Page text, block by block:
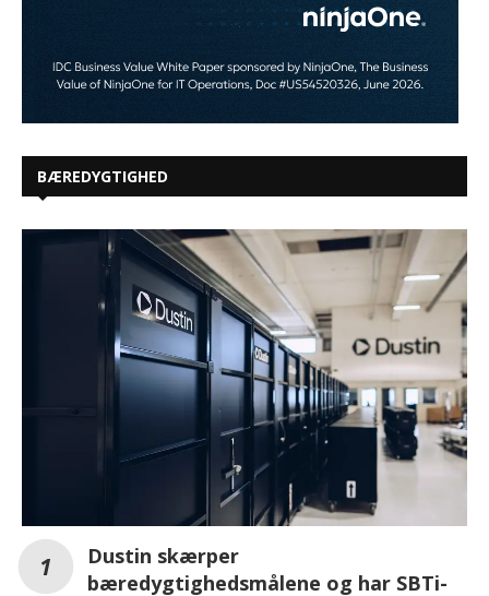
BÆREDYGTIGHED
Dustin skærper
bæredygtighedsmålene og har SBTi-